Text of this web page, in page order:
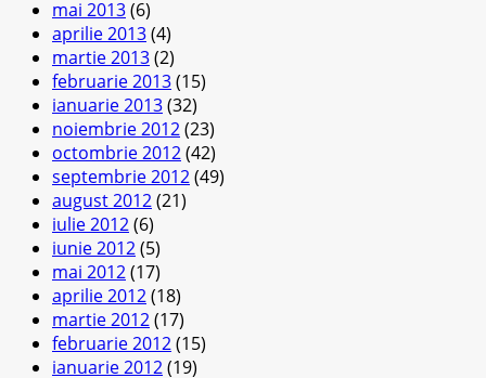
mai 2013(6)
aprilie 2013(4)
martie 2013(2)
februarie 2013(15)
ianuarie 2013(32)
noiembrie 2012(23)
octombrie 2012(42)
septembrie 2012(49)
august 2012(21)
iulie 2012(6)
iunie 2012(5)
mai 2012(17)
aprilie 2012(18)
martie 2012(17)
februarie 2012(15)
ianuarie 2012(19)